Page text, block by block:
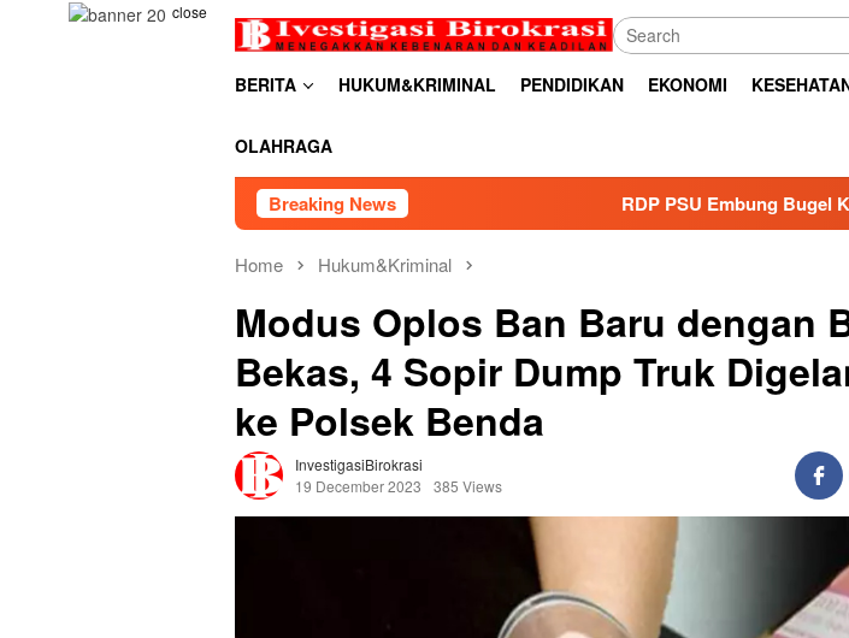
close
BERITA HUKUM&KRIMINAL PENDIDIKAN EKONOMI
OLAHRAGA
Breaking News RDP PSU Embung Bugel Karawaci
Home Hukum&Kriminal
Modus Oplos Ban Baru dengan
Bekas, 4 Sopir Dump Truk
ke Polsek Benda
InvestigasiBirokrasi
19 December 2023
385 Views